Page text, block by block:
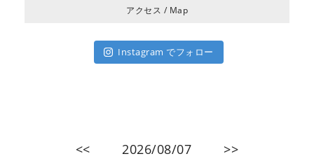
アクセス / Map
Instagram でフォロー
<< 2026/08/07 >>